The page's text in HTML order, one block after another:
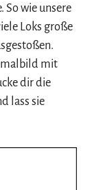
So wie unsere
Loks große
mit
dir die
lass sie